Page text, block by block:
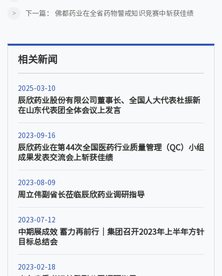
下一篇： 佛都药业在全省药物警戒知识竞赛中斩获佳绩
相关新闻
2025-03-10
辰欣药业股份有限公司董事长、全国人大代表杜振新
在山东代表团全体会议上发言
2023-09-16
辰欣药业在第44次全国医药行业质量管理（QC）小组
成果发表交流会上斩获佳绩
2023-08-09
周立伟副省长莅临辰欣药业调研指导
2023-07-12
中期展成效 蓄力再前行｜集团召开2023年上半年方针
目标总结会
2023-02-18